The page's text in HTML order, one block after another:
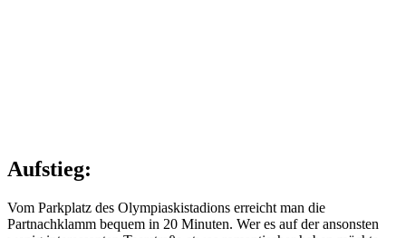
Aufstieg:
Vom Parkplatz des Olympiaskistadions erreicht man die
Partnachklamm bequem in 20 Minuten. Wer es auf der ansonsten